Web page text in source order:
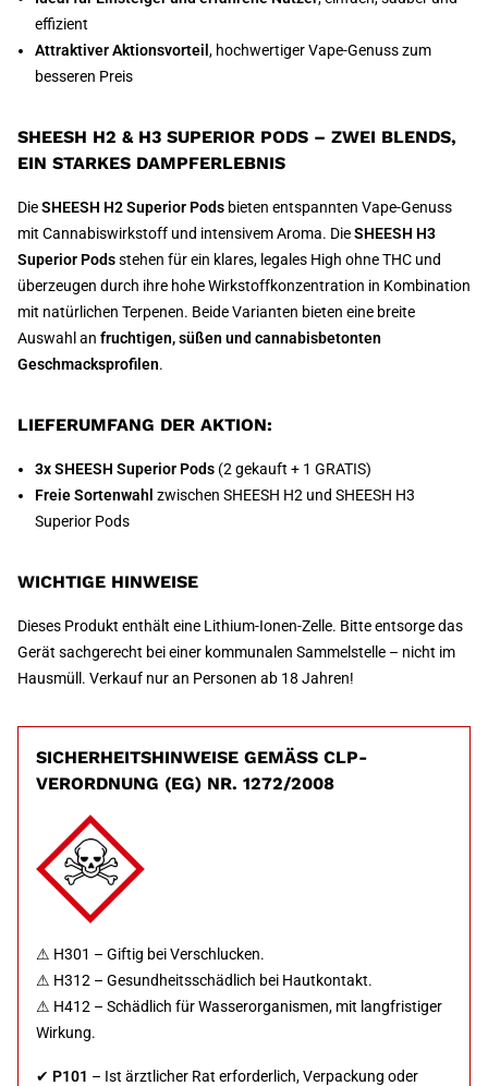
effizient
Attraktiver Aktionsvorteil , hochwertiger Vape-Genuss zum
besseren Preis
SHEESH H2 & H3 SUPERIOR PODS – ZWEI BLENDS,
EIN STARKES DAMPFERLEBNIS
DieSHEESH H2 Superior Pods bieten entspannten Vape-Genuss
mit Cannabiswirkstoff und intensivem Aroma. DieSHEESH H3
Superior Podsstehen für ein klares, legales High ohne THC und
überzeugen durch ihre hohe Wirkstoffkonzentration in Kombination
mit natürlichen Terpenen. Beide Varianten bieten eine breite
Auswahl an fruchtigen, süßen und cannabisbetonten
Geschmacksprofilen.
LIEFERUMFANG DER AKTION:
3x SHEESH Superior Pods (2 gekauft + 1 GRATIS)
Freie Sortenwahl zwischen SHEESH H2 und SHEESH H3
Superior Pods
WICHTIGE HINWEISE
Dieses Produkt enthält eine Lithium-Ionen-Zelle. Bitte entsorge das
Gerät sachgerecht bei einer kommunalen Sammelstelle – nicht im
Hausmüll. Verkauf nur an Personen ab 18 Jahren!
SICHERHEITSHINWEISE GEMÄSS CLP-V
ERORDNUNG (EG) NR. 1272/2008
⚠ H301 – Giftig bei Verschlucken.
⚠ H312 – Gesundheitsschädlich bei Hautkontakt.
⚠ H412 – Schädlich für Wasserorganismen, mit langfristiger
Wirkung.
✔ P101 – Ist ärztlicher Rat erforderlich, Verpackung oder